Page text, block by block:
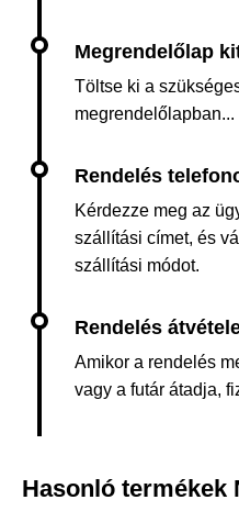
Töltse ki a
megrendelőlapban...
Kérdezze meg az
szállítási címet, és
szállítási módot.
Amikor a rendelés
vagy a futár átadja,
Hasonló termékek